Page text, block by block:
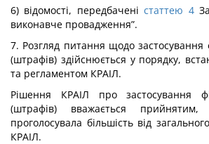
6) відомості, передбаченістаттею 4
виконавче провадження”.
7. Розгляд питання щодо застосування
(штрафів) здійснюється у порядку,
та регламентом КРАІЛ.
Рішення КРАІЛ про застосування
(штрафів) вважається
проголосувала більшість від
КРАІЛ.